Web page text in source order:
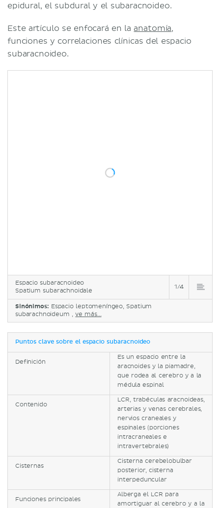
Espacio subaracnoideo
Spatium subarachnoidale
1/4
Sinónimos: Espacio leptomeníngeo, Spatium
subarachnoideum ,ve más...
epidural, el subdural y el subaracnoideo.
Este artículo se enfocará en la anatomía,
funciones y correlaciones clínicas del espacio
subaracnoideo.
Puntos clave sobre el espacio subaracnoideo
Definición
Es un espacio entre la
aracnoides y la piamadre,
que rodea al cerebro y a la
médula espinal
Contenido
LCR, trabéculas aracnoideas,
arterias y venas cerebrales,
nervios craneales y
espinales (porciones
intracraneales e
intravertebrales)
Cisternas
Cisterna cerebelobulbar
posterior, cisterna
interpeduncular
Funciones principales
Alberga el LCR para
amortiguar al cerebro y a la